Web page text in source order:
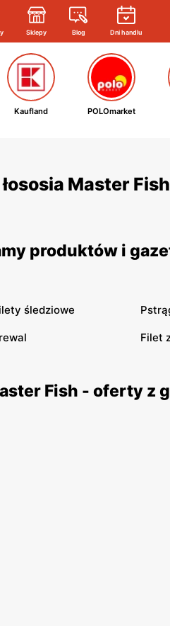
Sklepy Blog Dni handlu
Kaufland POLOmarket
Master
produktów i
śledziowe
Filet
Fish - oferty z